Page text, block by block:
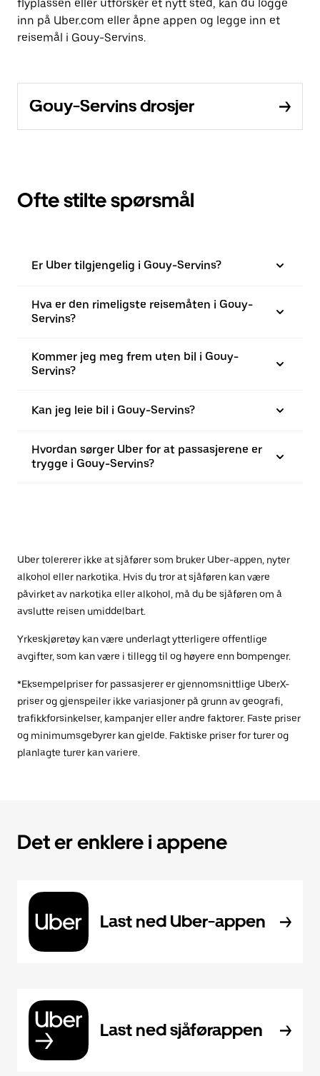
flyplassen eller utforsker et nytt sted, kan du logge
inn på Uber.com eller åpne appen og legge inn et
reisemål i Gouy-Servins.
Gouy-Servins drosjer
Ofte stilte spørsmål
Er Uber tilgjengelig i Gouy-Servins?
Hva er den rimeligste reisemåten i Gouy-
Servins?
Kommer jeg meg frem uten bil i Gouy-
Servins?
Kan jeg leie bil i Gouy-Servins?
Hvordan sørger Uber for at passasjerene er
trygge i Gouy-Servins?
Uber tolererer ikke at sjåfører som bruker Uber-appen, nyter
alkohol eller narkotika. Hvis du tror at sjåføren kan være
påvirket av narkotika eller alkohol, må du be sjåføren om å
avslutte reisen umiddelbart.
Yrkeskjøretøy kan være underlagt ytterligere offentlige
avgifter, som kan være i tillegg til og høyere enn bompenger.
*Eksempelpriser for passasjerer er gjennomsnittlige UberX-
priser og gjenspeiler ikke variasjoner på grunn av geografi,
trafikkforsinkelser, kampanjer eller andre faktorer. Faste priser
og minimumsgebyrer kan gjelde. Faktiske priser for turer og
planlagte turer kan variere.
Det er enklere i appene
Last ned Uber-appen
Last ned sjåførappen